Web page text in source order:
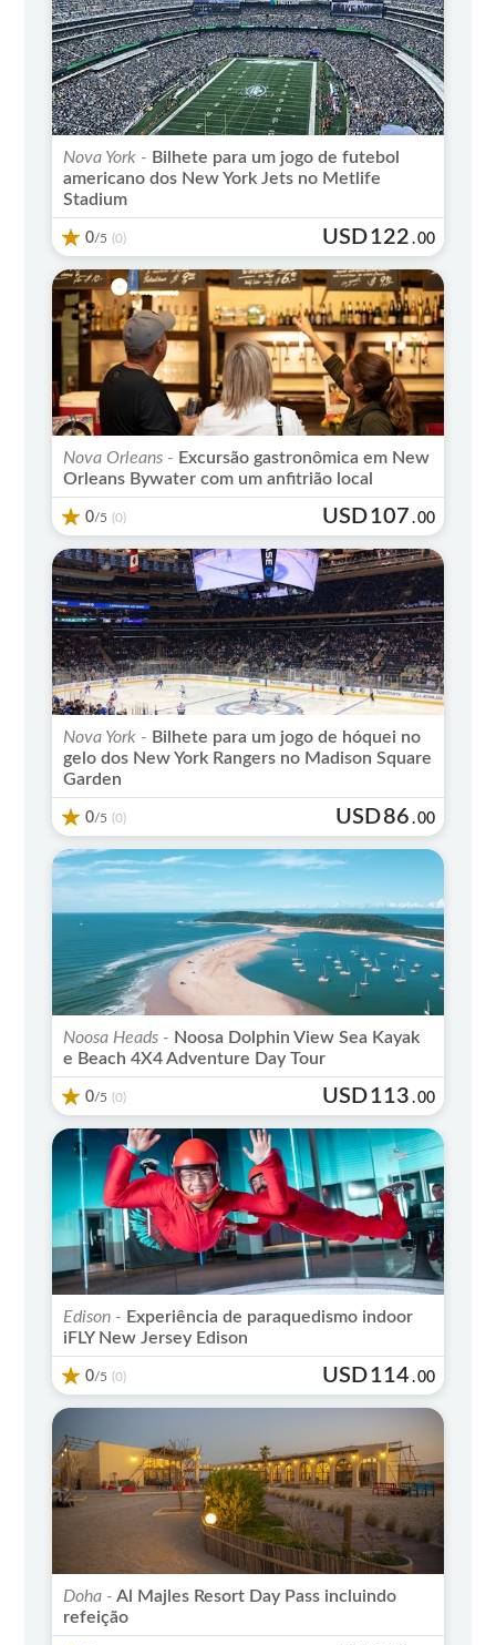
Nova York - Bilhete para um jogo de futebol
americano dos New York Jets no Metlife
Stadium
0/5 (0) USD122 .00
Nova Orleans - Excursão gastronômica em New
Orleans Bywater com um anfitrião local
0/5 (0) USD107 .00
Nova York - Bilhete para um jogo de hóquei no
gelo dos New York Rangers no Madison Square
Garden
0/5 (0) USD86 .00
Noosa Heads - Noosa Dolphin View Sea Kayak
e Beach 4X4 Adventure Day Tour
0/5 (0) USD113 .00
Edison - Experiência de paraquedismo indoor
iFLY New Jersey Edison
0/5 (0) USD114 .00
Doha - Al Majles Resort Day Pass incluindo
refeição